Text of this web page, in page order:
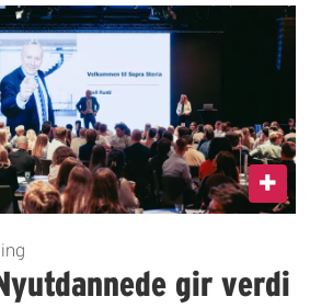
gir verdi